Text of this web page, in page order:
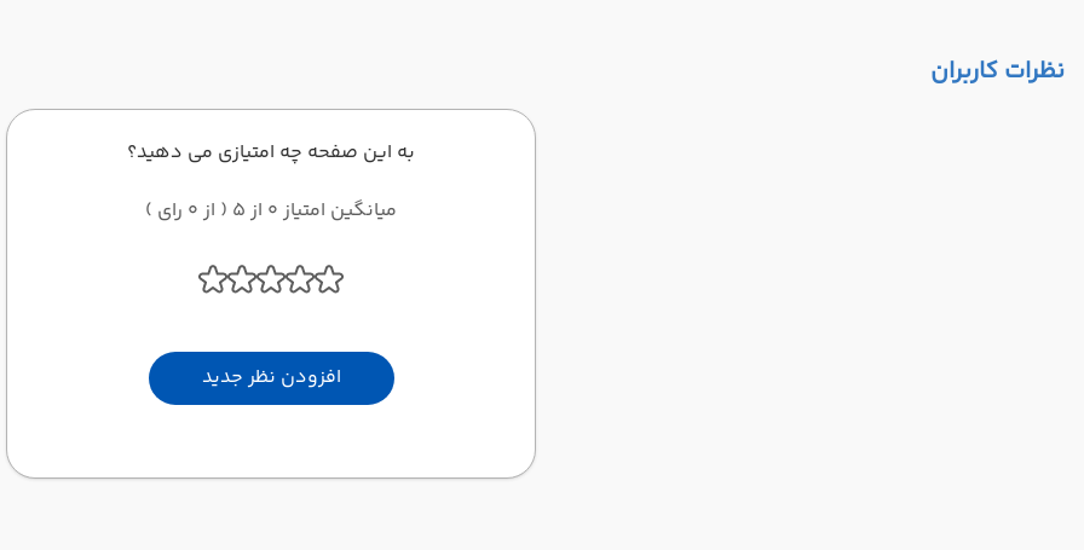
نظرات کاربران
به این صفحه چه امتیازی می دهید؟
میانگین امتیاز 0 از 5 ( از 0 رای )
افزودن نظر جدید